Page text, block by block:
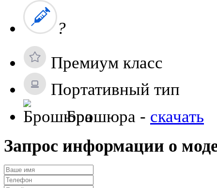
?
Премиум класс
Портативный тип
Брошюра - скачать
Запрос информации о